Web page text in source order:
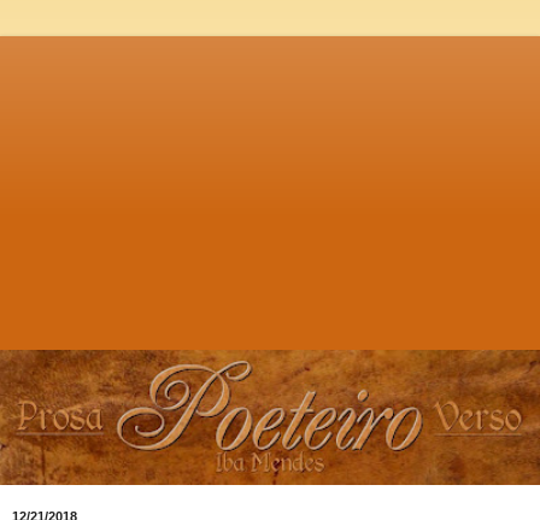
12/21/2018